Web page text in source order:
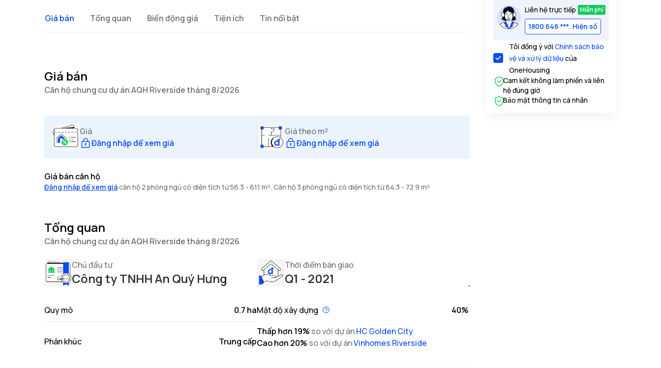
Giá bán Tổng quan Biến động giá Tiện ích Tin nổi bật
Giá bán
Căn hộ chung cư dự án AQH Riverside tháng 8/2026
Giá
Đăng nhập để xem giá
Giá theo m²
Đăng nhập để xem giá
Giá bán căn hộ
Đăng nhập để xem giácăn hộ 2 phòng ngủ có diện tích từ 56.3 - 61.1 m². Căn hộ 3 phòng ngủ có diện tích từ 64.3 - 72.9 m²
Tổng quan
Căn hộ chung cư dự án AQH Riverside tháng 8/2026
Chủ đầu tư
Công ty TNHH An Quý Hưng
Thời điểm bàn giao
Q1 - 2021
Quy mô 0.7 ha
Phân khúc Trung cấp
Mật độ xây dựng
40%
Thấp hơn 19% so với dự ánHC Golden City
Cao hơn 20% so với dự ánVinhomes Riverside
Liên hệ trực tiếp Miễn phí
1800 646 ***. Hiện số
Tôi đồng ý với Chính sách bảo
vệ và xử lý dữ liệu của
OneHousing
Cam kết không làm phiền và liên
hệ đúng giờ
Bảo mật thông tin cá nhân